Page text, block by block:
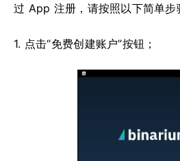
过 App 注册，请按照以下简单步
1. 点击“免费创建账户”按钮；